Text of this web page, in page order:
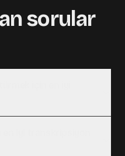
sorular